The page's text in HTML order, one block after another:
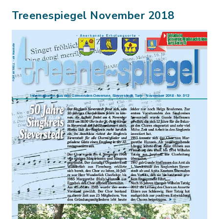
Treenespiegel November 2018